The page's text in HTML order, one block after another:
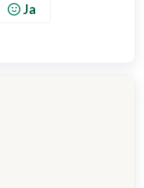
Ja